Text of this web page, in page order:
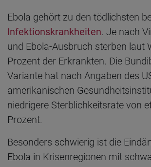
Ebola gehört zu den tödlichsten
Infektionskrankheiten. Je nach
und Ebola-Ausbruch sterben laut
Prozent der Erkrankten. Die
Variante hat nach Angaben des
amerikanischen
niedrigere Sterblichkeitsrate von
Prozent.
Besonders schwierig ist die
Ebola in Krisenregionen mit